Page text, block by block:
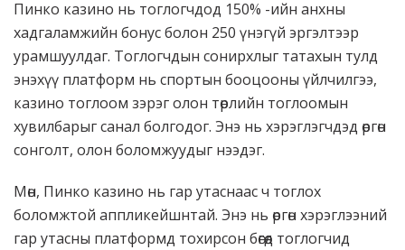
Пинко казино нь тоглогчдод 150% -ийн анхны
хадгаламжийн бонус болон 250 үнэгүй эргэлтээр
урамшуулдаг. Тоглогчдын сонирхлыг татахын тулд
энэхүү платформ нь спортын бооцооны үйлчилгээ,
казино тоглоом зэрэг олон төрлийн тоглоомын
хувилбарыг санал болгодог. Энэ нь хэрэглэгчдэд өргөн
сонголт, олон боломжуудыг нээдэг.
Мөн, Пинко казино нь гар утаснаас ч тоглох
боломжтой аппликейшнтай. Энэ нь өргөн хэрэглээний
гар утасны платформд тохирсон бөгөөд тоглогчид